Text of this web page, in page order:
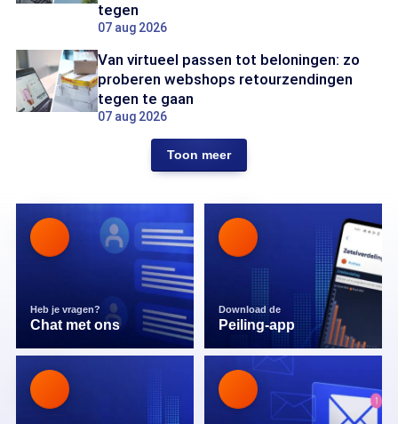
tegen
07 aug 2026
Van virtueel passen tot beloningen: zo
proberen webshops retourzendingen
tegen te gaan
07 aug 2026
Toon meer
Heb je vragen?
Chat met ons
Download de
Peiling-app